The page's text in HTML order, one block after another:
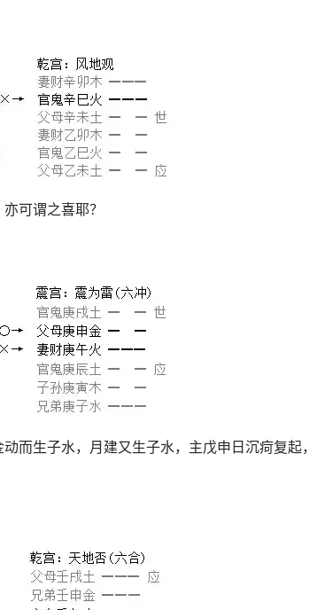
可谓之喜耶？
而生子水，月建又生子水，主戊申日沉疴复起，